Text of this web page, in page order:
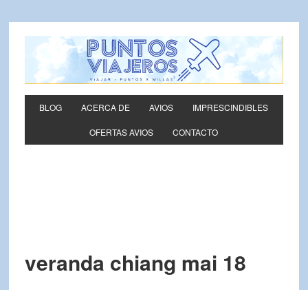
BLOG ACERCA DE AVIOS IMPRESCINDIBLES
OFERTAS AVIOS CONTACTO
veranda chiang mai 18